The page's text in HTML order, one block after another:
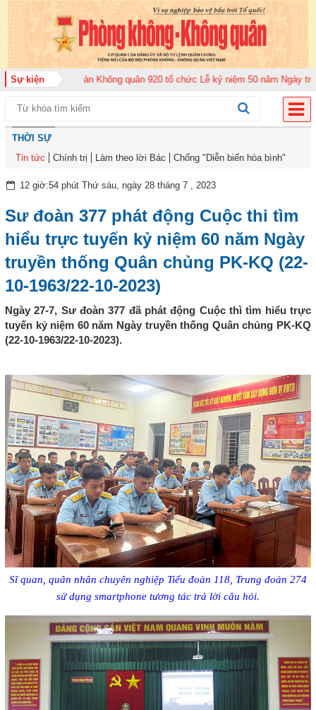
Sự kiệnTrung đoàn Không quân 920 tổ chức Lễ kỷ niệm 50 năm Ngày truyền
THỜI SỰ
Tin tức
Chính trị Làm theo lời Bác Chống "Diễn biến hòa bình"
12 giờ:54 phút Thứ sáu, ngày 28 tháng 7 , 2023
Sư đoàn 377 phát động Cuộc thi tìm
hiểu trực tuyến kỷ niệm 60 năm Ngày
truyền thống Quân chủng PK-KQ (22-
10-1963/22-10-2023)
Ngày 27-7, Sư đoàn 377 đã phát động Cuộc thì tìm hiểu trực
tuyến kỷ niệm 60 năm Ngày truyền thống Quân chủng PK-KQ
(22-10-1963/22-10-2023).
Sĩ quan, quân nhân chuyên nghiệp Tiểu đoàn 118, Trung đoàn 274
sử dụng smartphone tương tác trả lời câu hỏi.